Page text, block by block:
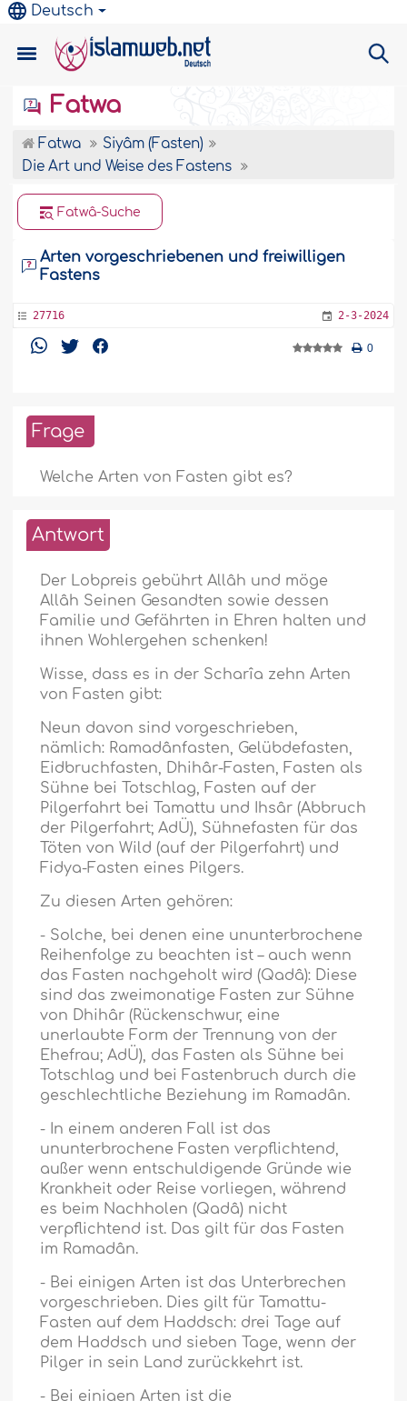
Deutsch
Fatwa
Fatwa
Siyâm (Fasten)
Die Art und Weise des Fastens
Fatwâ-Suche
Arten vorgeschriebenen und freiwilligen
Fastens
27716 2-3-2024
0
Frage
Welche Arten von Fasten gibt es?
Antwort
Der Lobpreis gebührt Allâh und möge
Allâh Seinen Gesandten sowie dessen
Familie und Gefährten in Ehren halten und
ihnen Wohlergehen schenken!
Wisse, dass es in der Scharîa zehn Arten
von Fasten gibt:
Neun davon sind vorgeschrieben,
nämlich: Ramadânfasten, Gelübdefasten,
Eidbruchfasten, Dhihâr-Fasten, Fasten als
Sühne bei Totschlag, Fasten auf der
Pilgerfahrt bei Tamattu und Ihsâr (Abbruch
der Pilgerfahrt; AdÜ), Sühnefasten für das
Töten von Wild (auf der Pilgerfahrt) und
Fidya-Fasten eines Pilgers.
Zu diesen Arten gehören:
- Solche, bei denen eine ununterbrochene
Reihenfolge zu beachten ist – auch wenn
das Fasten nachgeholt wird (Qadâ): Diese
sind das zweimonatige Fasten zur Sühne
von Dhihâr (Rückenschwur, eine
unerlaubte Form der Trennung von der
Ehefrau; AdÜ), das Fasten als Sühne bei
Totschlag und bei Fastenbruch durch die
geschlechtliche Beziehung im Ramadân.
- In einem anderen Fall ist das
ununterbrochene Fasten verpflichtend,
außer wenn entschuldigende Gründe wie
Krankheit oder Reise vorliegen, während
es beim Nachholen (Qadâ) nicht
verpflichtend ist. Das gilt für das Fasten
im Ramadân.
- Bei einigen Arten ist das Unterbrechen
vorgeschrieben. Dies gilt für Tamattu-
Fasten auf dem Haddsch: drei Tage auf
dem Haddsch und sieben Tage, wenn der
Pilger in sein Land zurückkehrt ist.
- Bei einigen Arten ist die